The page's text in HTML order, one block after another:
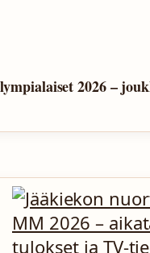
2026 –